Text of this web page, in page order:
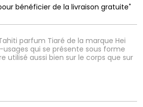
parfum Tiaré de la marque Hei
qui se présente sous forme
utilisé aussi bien sur le corps que sur
bénéficier de la livraison gratuite*